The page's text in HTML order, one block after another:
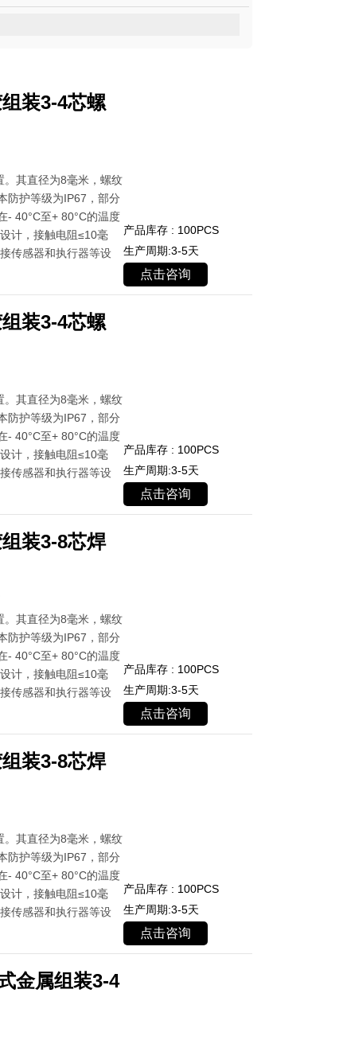
装3-4芯螺
。其直径为8毫米，螺纹
防护等级为IP67，部分
- 40°C至+ 80°C的温度
计，接触电阻≤10毫
传感器和执行器等设
产品库存 : 100PCS
生产周期:3-5天
点击咨询
装3-4芯螺
。其直径为8毫米，螺纹
防护等级为IP67，部分
- 40°C至+ 80°C的温度
计，接触电阻≤10毫
传感器和执行器等设
产品库存 : 100PCS
生产周期:3-5天
点击咨询
装3-8芯焊
。其直径为8毫米，螺纹
防护等级为IP67，部分
- 40°C至+ 80°C的温度
计，接触电阻≤10毫
传感器和执行器等设
产品库存 : 100PCS
生产周期:3-5天
点击咨询
装3-8芯焊
。其直径为8毫米，螺纹
防护等级为IP67，部分
- 40°C至+ 80°C的温度
计，接触电阻≤10毫
传感器和执行器等设
产品库存 : 100PCS
生产周期:3-5天
点击咨询
金属组装3-4